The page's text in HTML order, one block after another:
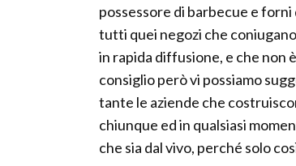
possessore di barbecue e
tutti quei negozi che
in rapida diffusione, e che non
consiglio però vi possiamo
tante le aziende che
chiunque ed in qualsiasi
che sia dal vivo, perché solo